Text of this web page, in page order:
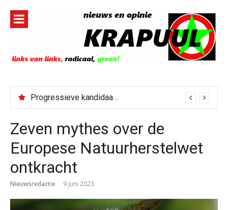
inhoud
Progressieve kandidaat El-Sayed senaatskandidaat Michigan
Zeven mythes over de
Europese Natuurherstelwet
ontkracht
Nieuwsredactie 9 juni 2023